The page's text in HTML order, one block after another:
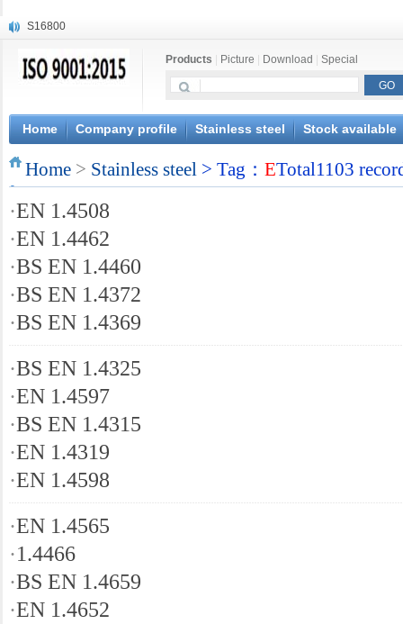
S16800
X20CrMoWV12-1
X6CrNiWNb16-16
1.4945
X3CrNiN18-11
NiCr20TiAl
S132
Products Picture Download Special
Home Company profile Stainless steel Stock available
Home > Stainless steel > Tag： ETotal1103
·EN 1.4508
·EN 1.4462
·BS EN 1.4460
·BS EN 1.4372
·BS EN 1.4369
·BS EN 1.4325
·EN 1.4597
·BS EN 1.4315
·EN 1.4319
·EN 1.4598
·EN 1.4565
·1.4466
·BS EN 1.4659
·EN 1.4652